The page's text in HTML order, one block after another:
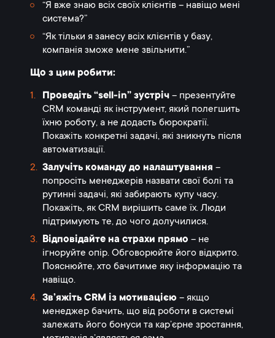
“Я вже знаю всіх своїх клієнтів – навіщо мені
система?”
“Як тільки я занесу всіх клієнтів у базу,
компанія зможе мене звільнити.”
Що з цим робити:
Проведіть “sell-in” зустріч – презентуйте
CRM команді як інструмент, який полегшить
їхню роботу, а не додасть бюрократії.
Покажіть конкретні задачі, які зникнуть після
автоматизації.
Залучіть команду до налаштування –
попросіть менеджерів назвати свої болі та
рутинні задачі, які забирають купу часу.
Покажіть, як CRM вирішить саме їх. Люди
підтримують те, до чого долучилися.
Відповідайте на страхи прямо – не
ігноруйте опір. Обговорюйте його відкрито.
Пояснюйте, хто бачитиме яку інформацію та
навіщо.
Зв’яжіть CRM із мотивацією – якщо
менеджер бачить, що від роботи в системі
залежать його бонуси та кар’єрне зростання,